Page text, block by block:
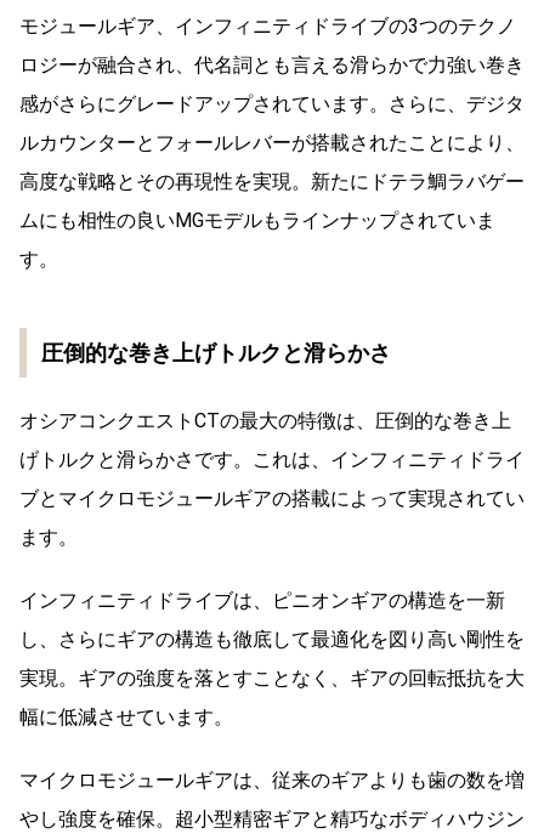
モジュールギア、インフィニティドライブの3つのテクノ
ロジーが融合され、代名詞とも言える滑らかで力強い巻き
感がさらにグレードアップされています。さらに、デジタ
ルカウンターとフォールレバーが搭載されたことにより、
高度な戦略とその再現性を実現。新たにドテラ鯛ラバゲー
ムにも相性の良いMGモデルもラインナップされていま
す。
圧倒的な巻き上げトルクと滑らかさ
オシアコンクエストCTの最大の特徴は、圧倒的な巻き上
げトルクと滑らかさです。これは、インフィニティドライ
ブとマイクロモジュールギアの搭載によって実現されてい
ます。
インフィニティドライブは、ピニオンギアの構造を一新
し、さらにギアの構造も徹底して最適化を図り高い剛性を
実現。ギアの強度を落とすことなく、ギアの回転抵抗を大
幅に低減させています。
マイクロモジュールギアは、従来のギアよりも歯の数を増
やし強度を確保。超小型精密ギアと精巧なボディハウジン